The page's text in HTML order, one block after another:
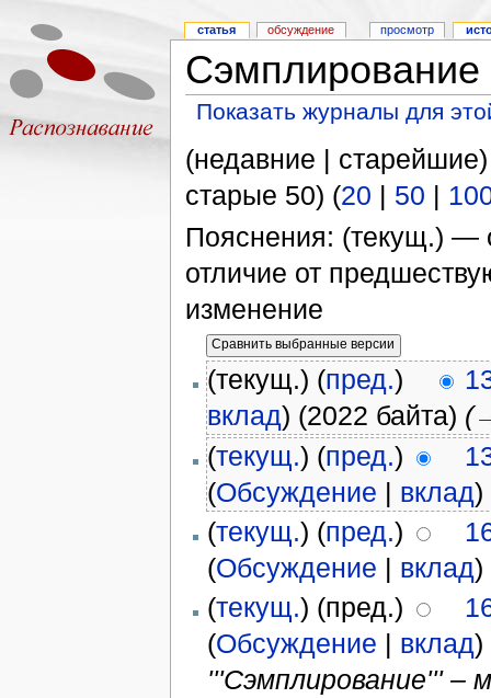
Показать журналы для
(недавние |
старые 50) (20 | 50 |
Пояснения: (текущ.) —
отличие от
изменение
(текущ.) (пред.)
вклад) (2022 байта) (
(текущ.) (пред.)
(Обсуждение | вклад)
(текущ.) (пред.)
(Обсуждение | вклад)
(текущ.) (пред.)
(Обсуждение | вклад)
'''Сэмплирование''' –
статья обсуждение просмотр